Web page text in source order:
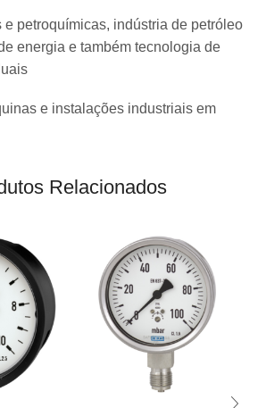
e petroquímicas, indústria de petróleo
energia e também tecnologia de
e instalações industriais em
Relacionados